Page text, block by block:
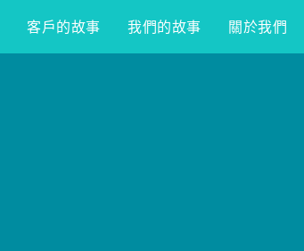
客戶的故事 我們的故事 關於我們